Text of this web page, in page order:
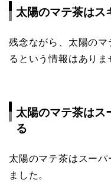
太陽のマテ茶はス
残念ながら、太陽の
るという情報はありま
太陽のマテ茶はス
る
太陽のマテ茶はスーパ
ました。